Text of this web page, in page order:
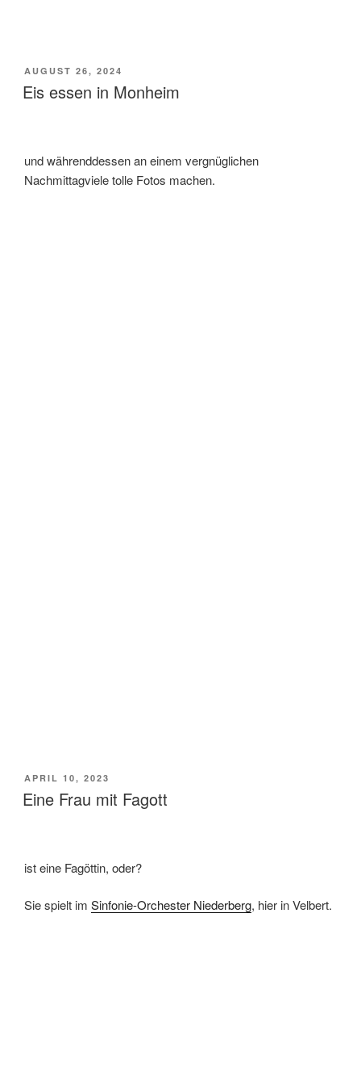
VERÖFFENTLICHT
AM
AUGUST 26, 2024
Eis essen in Monheim
und währenddessen an einem vergnüglichen
Nachmittagviele tolle Fotos machen.
VERÖFFENTLICHT
AM
APRIL 10, 2023
Eine Frau mit Fagott
ist eine Fagöttin, oder?
Sie spielt im Sinfonie-Orchester Niederberg, hier in Velbert.